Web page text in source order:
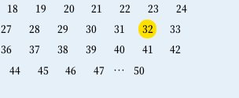
18 19 20 21 22 23
24
27 28 29 30 31 32
33
36 37 38 39 40 41
42
44 45 46 47 … 50